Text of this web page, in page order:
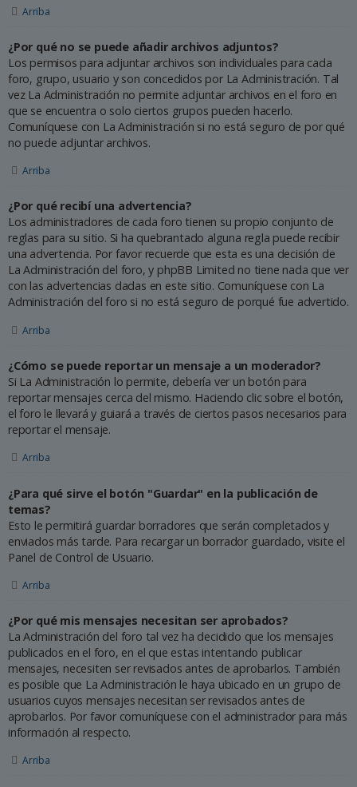
Arriba
¿Por qué no se puede añadir archivos adjuntos?
Los permisos para adjuntar archivos son individuales para cada
foro, grupo, usuario y son concedidos por La Administración. Tal
vez La Administración no permite adjuntar archivos en el foro en
que se encuentra o solo ciertos grupos pueden hacerlo.
Comuníquese con La Administración si no está seguro de por qué
no puede adjuntar archivos.
Arriba
¿Por qué recibí una advertencia?
Los administradores de cada foro tienen su propio conjunto de
reglas para su sitio. Si ha quebrantado alguna regla puede recibir
una advertencia. Por favor recuerde que esta es una decisión de
La Administración del foro, y phpBB Limited no tiene nada que ver
con las advertencias dadas en este sitio. Comuníquese con La
Administración del foro si no está seguro de porqué fue advertido.
Arriba
¿Cómo se puede reportar un mensaje a un moderador?
Si La Administración lo permite, debería ver un botón para
reportar mensajes cerca del mismo. Haciendo clic sobre el botón,
el foro le llevará y guiará a través de ciertos pasos necesarios para
reportar el mensaje.
Arriba
¿Para qué sirve el botón "Guardar" en la publicación de
temas?
Esto le permitirá guardar borradores que serán completados y
enviados más tarde. Para recargar un borrador guardado, visite el
Panel de Control de Usuario.
Arriba
¿Por qué mis mensajes necesitan ser aprobados?
La Administración del foro tal vez ha decidido que los mensajes
publicados en el foro, en el que estas intentando publicar
mensajes, necesiten ser revisados antes de aprobarlos. También
es posible que La Administración le haya ubicado en un grupo de
usuarios cuyos mensajes necesitan ser revisados antes de
aprobarlos. Por favor comuníquese con el administrador para más
información al respecto.
Arriba